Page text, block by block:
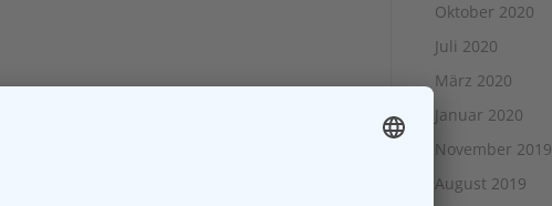
Oktober 2020
Juli 2020
März 2020
Januar 2020
November 2019
August 2019